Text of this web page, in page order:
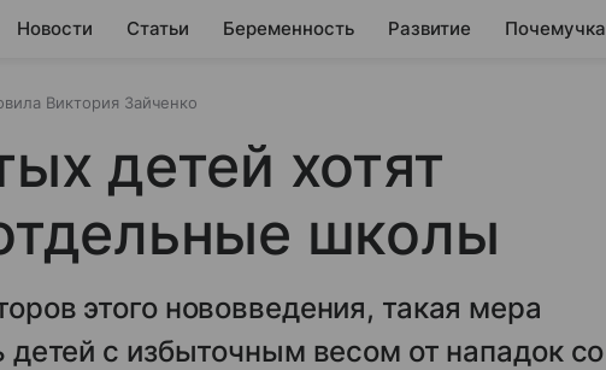
Новости Статьи Беременность Развитие Почемучка
Виктория Зайченко
детей хотят
школы
этого нововведения, такая мера
детей с избыточным весом от нападок со